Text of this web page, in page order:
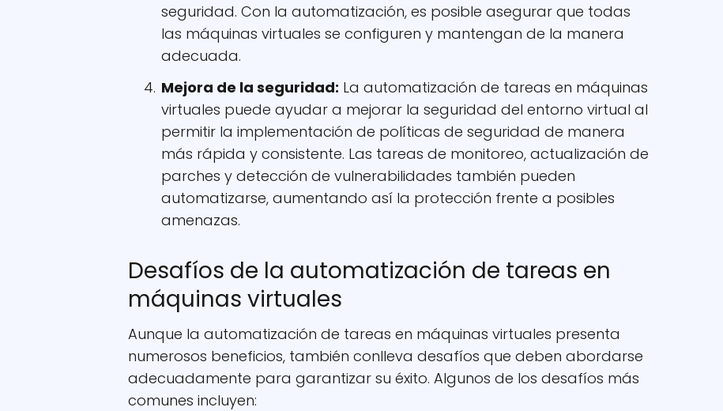
seguridad. Con la automatización, es posible asegurar que todas
las máquinas virtuales se configuren y mantengan de la manera
adecuada.
Mejora de la seguridad: La automatización de tareas en máquinas
virtuales puede ayudar a mejorar la seguridad del entorno virtual al
permitir la implementación de políticas de seguridad de manera
más rápida y consistente. Las tareas de monitoreo, actualización de
parches y detección de vulnerabilidades también pueden
automatizarse, aumentando así la protección frente a posibles
amenazas.
Desafíos de la automatización de tareas en
máquinas virtuales
Aunque la automatización de tareas en máquinas virtuales presenta
numerosos beneficios, también conlleva desafíos que deben abordarse
adecuadamente para garantizar su éxito. Algunos de los desafíos más
comunes incluyen: